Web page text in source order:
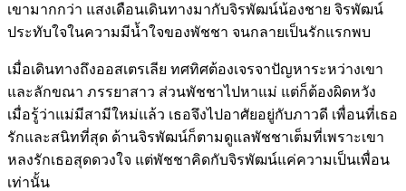
เขามากกว่า แสงเดือนเดินทางมากับจิรพัฒน์น้องชาย จิรพัฒน์
ประทับใจในความมีน้ำใจของพัชชา จนกลายเป็นรักแรกพบ
เมื่อเดินทางถึงออสเตรเลีย ทศทิศต้องเจรจาปัญหาระหว่างเขา
และลักขณา ภรรยาสาว ส่วนพัชชาไปหาแม่ แต่ก็ต้องผิดหวัง
เมื่อรู้ว่าแม่มีสามีใหม่แล้ว เธอจึงไปอาศัยอยู่กับภาวดี เพื่อนที่เธอ
รักและสนิทที่สุด ด้านจิรพัฒน์ก็ตามดูแลพัชชาเต็มที่เพราะเขา
หลงรักเธอสุดดวงใจ แต่พัชชาคิดกับจิรพัฒน์แค่ความเป็นเพื่อน
เท่านั้น